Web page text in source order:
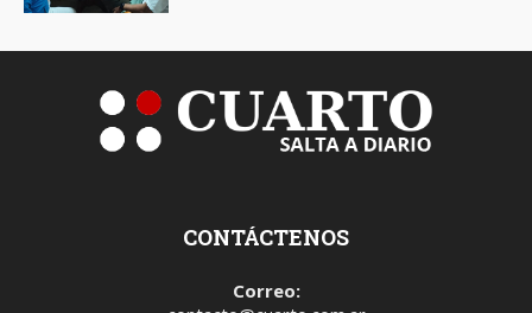
CONTÁCTENOS
Correo: